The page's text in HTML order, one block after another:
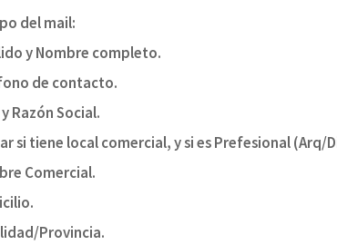
del mail:
y Nombre completo.
de contacto.
y Razón Social.
si tiene local comercial, y si es Prefesional (Arq/
Comercial.
Provincia.